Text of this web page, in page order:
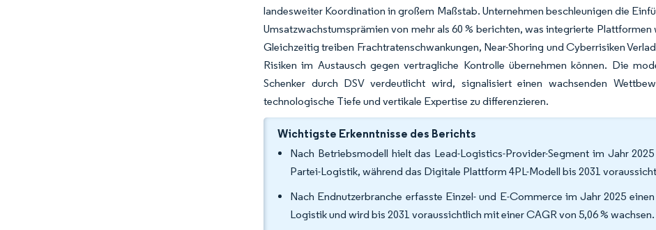
landesweiter Koordination in großem Maßstab. Unternehmen beschleunigen die
Umsatzwachstumsprämien von mehr als 60 % berichten, was integrierte
Gleichzeitig treiben Frachtratenschwankungen, Near-Shoring und Cyberrisiken
Risiken im Austausch gegen vertragliche Kontrolle übernehmen können. Die
Schenker durch DSV verdeutlicht wird, signalisiert einen wachsenden
technologische Tiefe und vertikale Expertise zu differenzieren.
Wichtigste Erkenntnisse des Berichts
Nach Betriebsmodell hielt das Lead-Logistics-Provider-Segment im Jahr
Partei-Logistik, während das Digitale Plattform 4PL-Modell bis 2031
Nach Endnutzerbranche erfasste Einzel- und E-Commerce im Jahr 2025
Logistik und wird bis 2031 voraussichtlich mit einer CAGR von 5,06 % wachsen.